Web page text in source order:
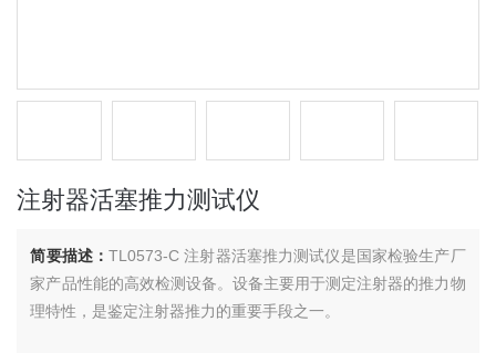
注射器活塞推力测试仪
简要描述：TL0573-C 注射器活塞推力测试仪是国家检验生产厂
家产品性能的高效检测设备。设备主要用于测定注射器的推力物
理特性，是鉴定注射器推力的重要手段之一。